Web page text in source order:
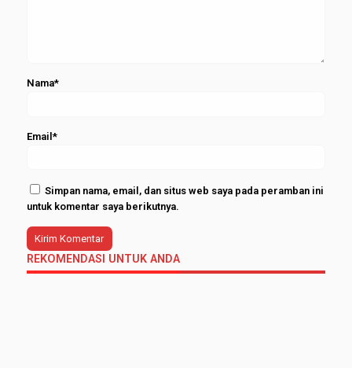
Nama*
Email*
Simpan nama, email, dan situs web saya pada peramban ini
untuk komentar saya berikutnya.
REKOMENDASI UNTUK ANDA